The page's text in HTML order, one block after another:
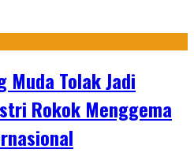
Muda Tolak Jadi
Rokok Menggema